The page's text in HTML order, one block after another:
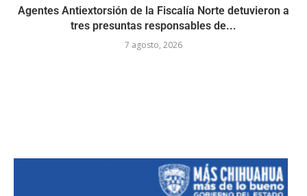
Agentes Antiextorsión de la Fiscalía Norte detuvieron a
tres presuntas responsables de...
7 agosto, 2026